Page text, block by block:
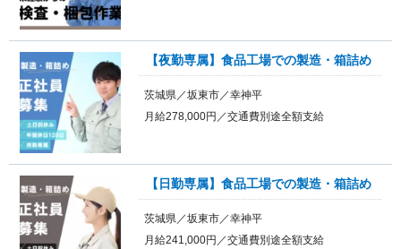
【夜勤専属】食品工場での製造・箱詰め
茨城県／坂東市／幸神平
月給278,000円／交通費別途全額支給
【日勤専属】食品工場での製造・箱詰め
茨城県／坂東市／幸神平
月給241,000円／交通費別途全額支給